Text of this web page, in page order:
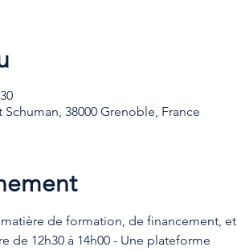
38000 Grenoble, France
de formation, de financement, et
de 12h30 à 14h00 - Une plateforme